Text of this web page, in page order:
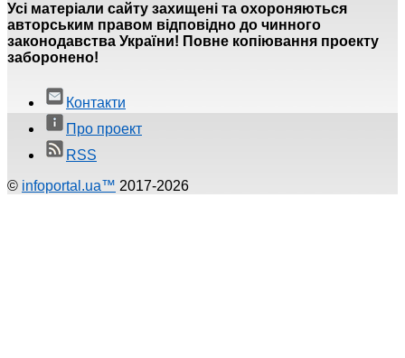
Усі матеріали сайту захищені та охороняються
авторським правом відповідно до чинного
законодавства України! Повне копіювання проекту
заборонено!
Контакти
Про проект
RSS
© infoportal.ua™ 2017-2026